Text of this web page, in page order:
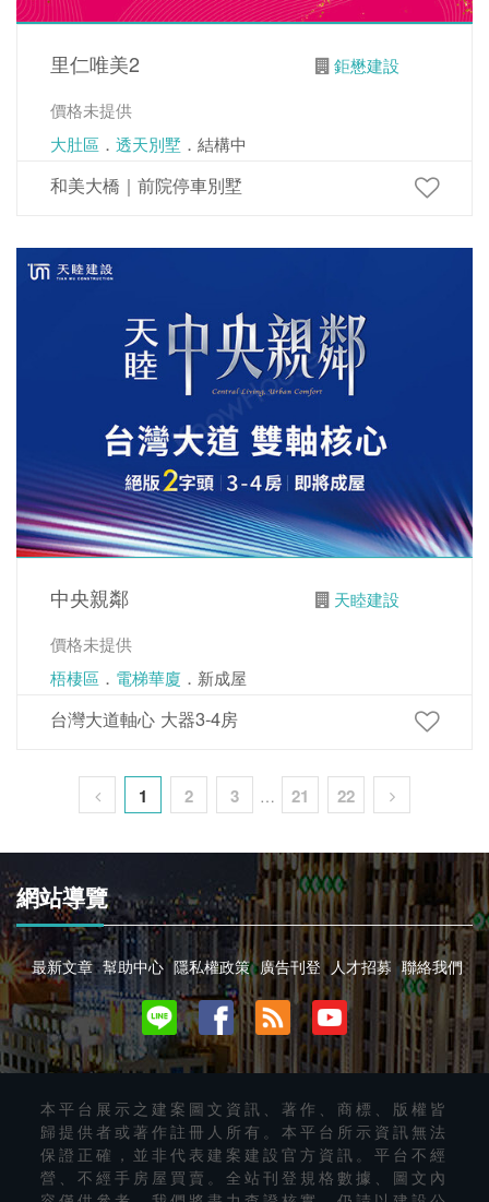
里仁唯美2
鉅懋建設
價格未提供
大肚區 ． 透天別墅 ．結構中
和美大橋｜前院停車別墅
中央親鄰
天睦建設
價格未提供
梧棲區 ． 電梯華廈 ．新成屋
台灣大道軸心 大器3-4房
1 2 3 … 21 22
網站導覽
最新文章 幫助中心 隱私權政策 廣告刊登 人才招募 聯絡我們
本平台展示之建案圖文資訊、著作、商標、版權皆
歸提供者或著作註冊人所有。本平台所示資訊無法
保證正確，並非代表建案建設官方資訊。平台不經
營、不經手房屋買賣。全站刊登規格數據、圖文內